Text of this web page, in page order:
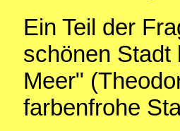
Ein Teil der
schönen Stadt
Meer"
farbenfrohe